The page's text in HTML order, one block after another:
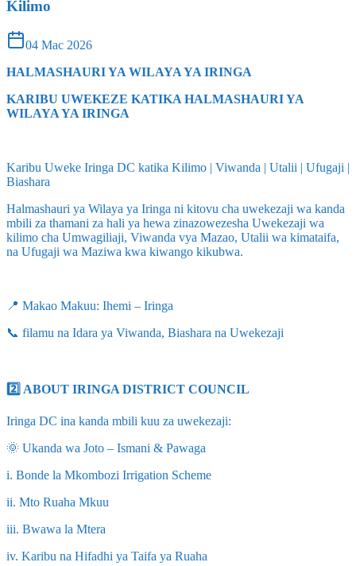
Kilimo
04 Mac 2026
HALMASHAURI YA WILAYA YA IRINGA
KARIBU UWEKEZE KATIKA HALMASHAURI YA
WILAYA YA IRINGA
Karibu Uweke Iringa DC katika Kilimo | Viwanda | Utalii | Ufugaji |
Biashara
Halmashauri ya Wilaya ya Iringa ni kitovu cha uwekezaji wa kanda
mbili za thamani za hali ya hewa zinazowezesha Uwekezaji wa
kilimo cha Umwagiliaji, Viwanda vya Mazao, Utalii wa kimataifa,
na Ufugaji wa Maziwa kwa kiwango kikubwa.
📍 Makao Makuu: Ihemi – Iringa
📞 filamu na Idara ya Viwanda, Biashara na Uwekezaji
2️⃣ ABOUT IRINGA DISTRICT COUNCIL
Iringa DC ina kanda mbili kuu za uwekezaji:
🌞 Ukanda wa Joto – Ismani & Pawaga
i. Bonde la Mkombozi Irrigation Scheme
ii. Mto Ruaha Mkuu
iii. Bwawa la Mtera
iv. Karibu na Hifadhi ya Taifa ya Ruaha